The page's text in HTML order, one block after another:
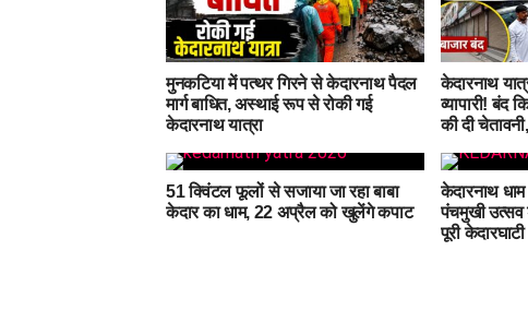
मुनकटिया में पत्थर गिरने से केदारनाथ पैदल
मार्ग बाधित, अस्थाई रूप से रोकी गई
केदारनाथ यात्रा
केदारनाथ
व्यापारी! बंद
की दी
51 क्विंटल फूलों से सजाया जा रहा बाबा
केदार का धाम, 22 अप्रैल को खुलेंगे कपाट
केदारनाथ धाम
पंचमुखी उत्सव
पूरी केदारघाटी